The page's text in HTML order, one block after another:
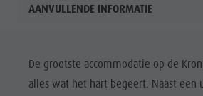
Lust auf Abenteuer
Voglia di avventura
Spirit of Adventure
AANVULLENDE INFORMATIE
De grootste accommodatie op de
alles wat het hart begeert. Naast een